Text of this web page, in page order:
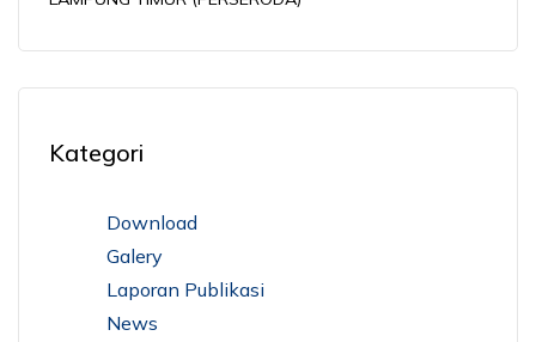
Kategori
Download
Galery
Laporan Publikasi
News